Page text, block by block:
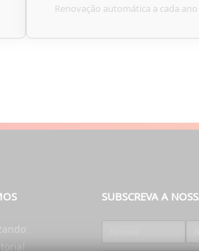
Renovação automática a cada
SUBSCREVA A